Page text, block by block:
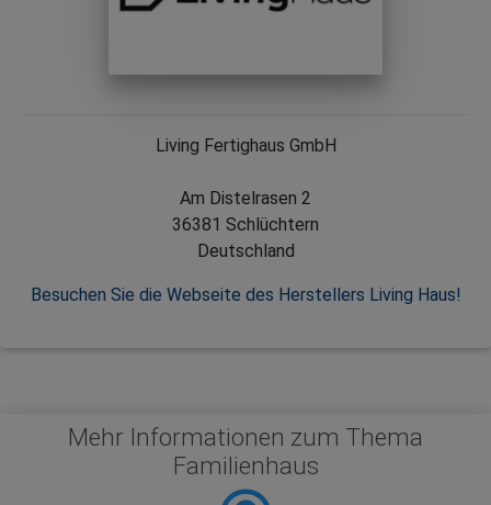
Living Fertighaus GmbH
Am Distelrasen 2
36381 Schlüchtern
Deutschland
Besuchen Sie die Webseite des Herstellers Living Haus!
Mehr Informationen zum Thema
Familienhaus